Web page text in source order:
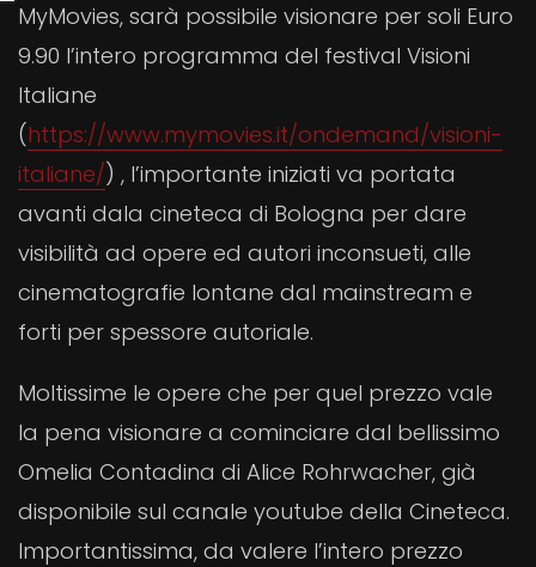
MyMovies, sarà possibile visionare per soli Euro
9.90 l’intero programma del festival Visioni
Italiane
(https://www.mymovies.it/ondemand/visioni-
italiane/) , l’importante iniziati va portata
avanti dala cineteca di Bologna per dare
visibilità ad opere ed autori inconsueti, alle
cinematografie lontane dal mainstream e
forti per spessore autoriale.
Moltissime le opere che per quel prezzo vale
la pena visionare a cominciare dal bellissimo
Omelia Contadina di Alice Rohrwacher, già
disponibile sul canale youtube della Cineteca.
Importantissima, da valere l’intero prezzo